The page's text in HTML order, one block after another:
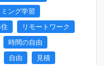
ング学習
リモートワーク
時間の自由
自由 見積